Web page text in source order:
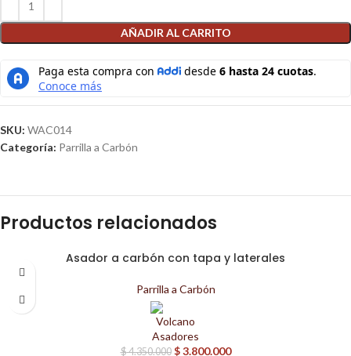
AÑADIR AL CARRITO
SKU: WAC014
Categoría: Parrilla a Carbón
Productos relacionados
Asador a carbón con tapa y laterales
Parrilla a Carbón
$4.350.000 $3.800.000